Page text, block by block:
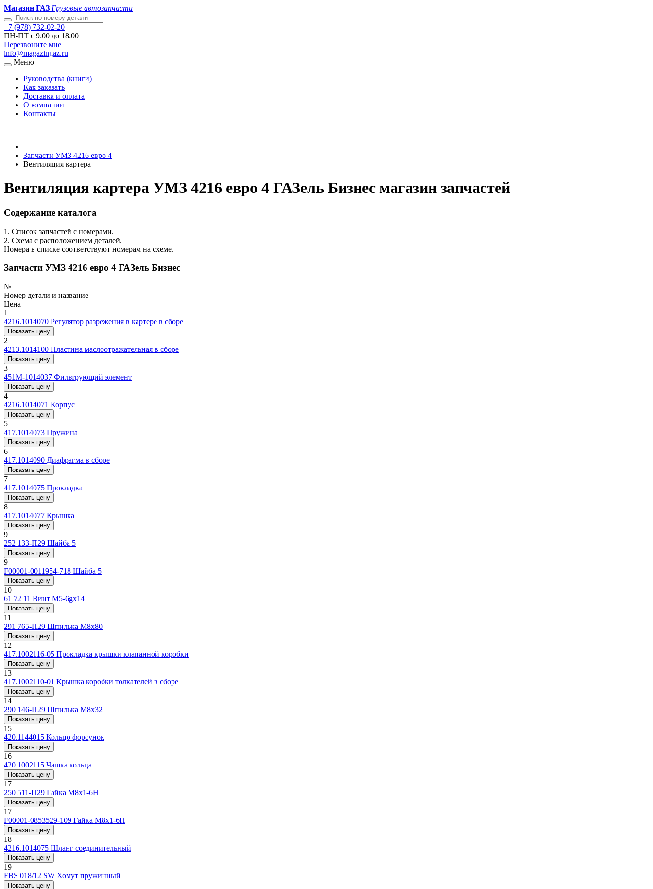
Магазин ГАЗ Грузовые автозапчасти
+7 (978) 732-02-20
ПН-ПТ с 9:00 до 18:00
Перезвоните мне
info@magazingaz.ru
Меню
Руководства (книги)
Как заказать
Доставка и оплата
О компании
Контакты
Запчасти УМЗ 4216 евро 4
Вентиляция картера
Вентиляция картера УМЗ 4216 евро 4 ГАЗель Бизнес магазин запчастей
Содержание каталога
1. Список запчастей с номерами.
2. Схема с расположением деталей.
Номера в списке соответствуют номерам на схеме.
Запчасти УМЗ 4216 евро 4 ГАЗель Бизнес
№
Номер детали и название
Цена
1
4216.1014070 Регулятор разрежения в картере в сборе
Показать цену
2
4213.1014100 Пластина маслоотражательная в сборе
Показать цену
3
451М-1014037 Фильтрующий элемент
Показать цену
4
4216.1014071 Корпус
Показать цену
5
417.1014073 Пружина
Показать цену
6
417.1014090 Диафрагма в сборе
Показать цену
7
417.1014075 Прокладка
Показать цену
8
417.1014077 Крышка
Показать цену
9
252 133-П29 Шайба 5
Показать цену
9
F00001-0011954-718 Шайба 5
Показать цену
10
61 72 11 Винт M5-6gx14
Показать цену
11
291 765-П29 Шпилька M8x80
Показать цену
12
417.1002116-05 Прокладка крышки клапанной коробки
Показать цену
13
417.1002110-01 Крышка коробки толкателей в сборе
Показать цену
14
290 146-П29 Шпилька M8x32
Показать цену
15
420.1144015 Кольцо форсунок
Показать цену
16
420.1002115 Чашка кольца
Показать цену
17
250 511-П29 Гайка М8х1-6Н
Показать цену
17
F00001-0853529-109 Гайка М8х1-6Н
Показать цену
18
4216.1014075 Шланг соединительный
Показать цену
19
FBS 018/12 SW Хомут пружинный
Показать цену